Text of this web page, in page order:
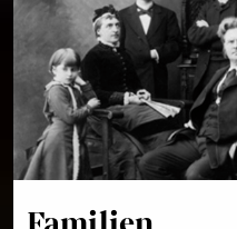
Familien